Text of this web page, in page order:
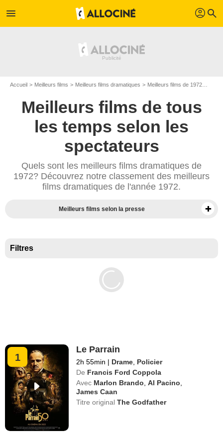
menu profil search
Accueil Meilleurs films Meilleurs films dramatiques Meilleurs films de 1972
Meilleurs films de tous
les temps selon les
spectateurs
Quels sont les meilleurs films dramatiques de
1972? Découvrez notre classement des meilleurs
films dramatiques de l'année 1972.
Meilleurs films selon la presse
Filtres
1
Le Parrain
2h 55min | Drame Policier
De Francis Ford Coppola
Avec Marlon Brando ,Al Pacino
James Caan
Titre originalThe Godfather